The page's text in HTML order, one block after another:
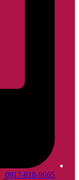
0917-818-9665